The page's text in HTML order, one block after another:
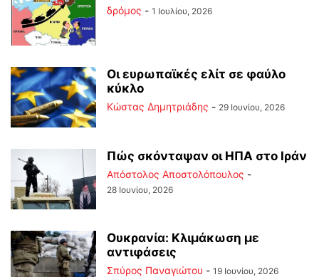
δρόμος - 1 Ιουλίου, 2026
Οι ευρωπαϊκές ελίτ σε φαύλο
κύκλο
Kώστας Δημητριάδης - 29 Ιουνίου, 2026
Πώς σκόνταψαν οι ΗΠΑ στο Ιράν
Απόστολος Αποστολόπουλος -
28 Ιουνίου, 2026
Ουκρανία: Κλιμάκωση με
αντιφάσεις
Σπύρος Παναγιώτου - 19 Ιουνίου, 2026